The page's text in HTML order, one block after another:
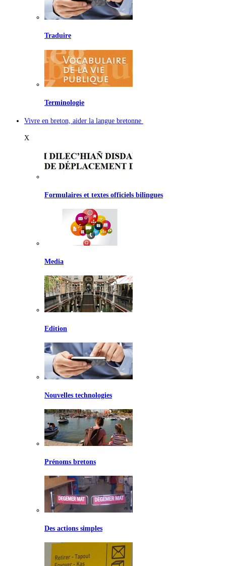
Traduire
Terminologie
Vivre en breton, aider la langue bretonne
X
Formulaires et textes officiels bilingues
Media
Edition
Nouvelles technologies
Prénoms bretons
Des actions simples